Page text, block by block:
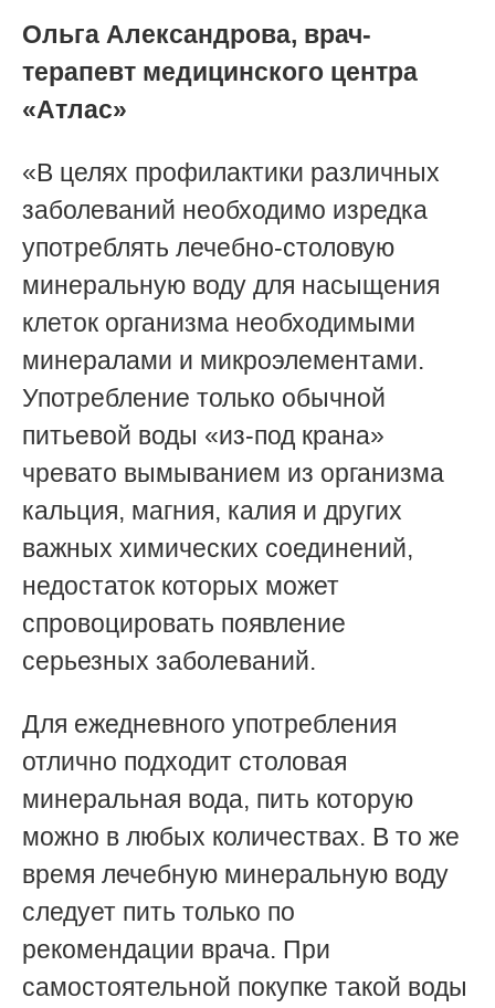
Ольга Александрова, врач-
терапевт медицинского центра
«Атлас»
«В целях профилактики различных
заболеваний необходимо изредка
употреблять лечебно-столовую
минеральную воду для насыщения
клеток организма необходимыми
минералами и микроэлементами.
Употребление только обычной
питьевой воды «из-под крана»
чревато вымыванием из организма
кальция, магния, калия и других
важных химических соединений,
недостаток которых может
спровоцировать появление
серьезных заболеваний.
Для ежедневного употребления
отлично подходит столовая
минеральная вода, пить которую
можно в любых количествах. В то же
время лечебную минеральную воду
следует пить только по
рекомендации врача. При
самостоятельной покупке такой воды